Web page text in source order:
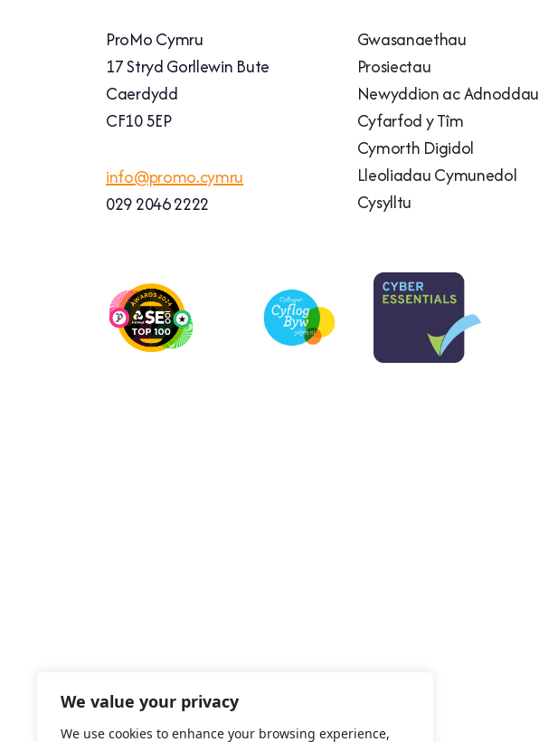
We value your privacy
We use cookies to enhance your browsing experience,
ProMo Cymru
17 Stryd Gorllewin Bute
Caerdydd
CF10 5EP
info@promo.cymru
029 2046 2222
Gwasanaethau
Prosiectau
Newyddion ac Adnoddau
Cyfarfod y Tîm
Cymorth Digidol
Lleoliadau Cymunedol
Cysylltu